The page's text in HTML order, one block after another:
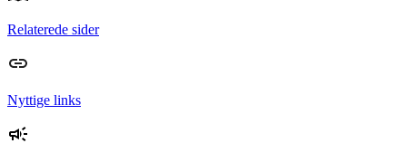
Relaterede sider
Nyttige links